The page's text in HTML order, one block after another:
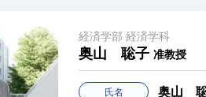
経済学部 経済学科
奥山 聡子 准教授
氏名 奥山